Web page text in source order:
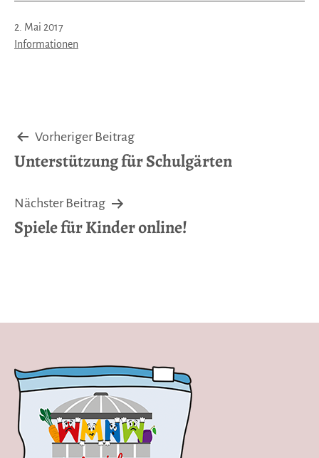
Veröffentlicht
am
2. Mai 2017
Kategorisiert
Informationen
Beitragsnavigation
Vorheriger Beitrag
Unterstützung für Schulgärten
Nächster Beitrag
Spiele für Kinder online!